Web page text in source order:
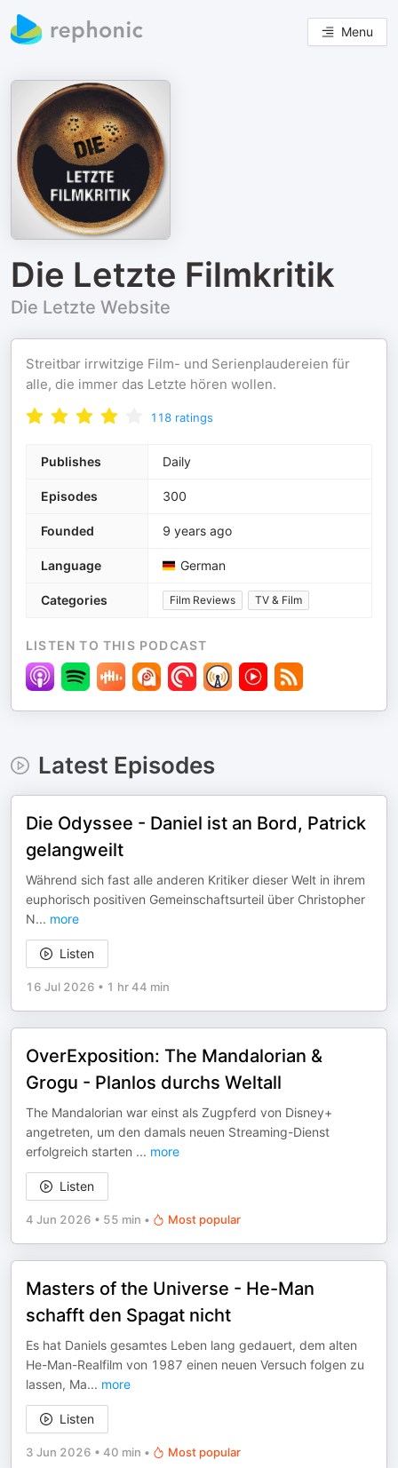
Menu
Die Letzte Filmkritik
Die Letzte Website
Streitbar irrwitzige Film- und Serienplaudereien für
alle, die immer das Letzte hören wollen.
118 ratings
Publishes Daily
Episodes 300
Founded 9 years ago
Language German
Categories Film Reviews TV & Film
LISTEN TO THIS PODCAST
Latest Episodes
Die Odyssee - Daniel ist an Bord, Patrick
gelangweilt
Während sich fast alle anderen Kritiker dieser Welt in ihrem
euphorisch positiven Gemeinschaftsurteil über Christopher
N... more
Listen
16 Jul 2026 • 1 hr 44 min
OverExposition: The Mandalorian &
Grogu - Planlos durchs Weltall
The Mandalorian war einst als Zugpferd von Disney+
angetreten, um den damals neuen Streaming-Dienst
erfolgreich starten ... more
Listen
4 Jun 2026 • 55 min • Most popular
Masters of the Universe - He-Man
schafft den Spagat nicht
Es hat Daniels gesamtes Leben lang gedauert, dem alten
He-Man-Realfilm von 1987 einen neuen Versuch folgen zu
lassen, Ma... more
Listen
3 Jun 2026 • 40 min • Most popular